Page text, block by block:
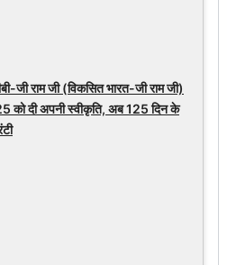
जी राम जी (विकसित भारत-जी राम जी)
को दी अपनी स्वीकृति, अब 125 दिन के